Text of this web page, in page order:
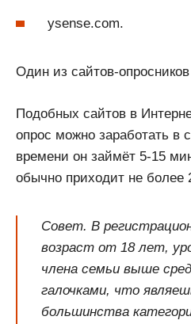
ysense.com.
Один из сайтов-
Подобных сайтов в
опрос можно заработать в
времени он займёт 5-15
обычно приходит не более
Совет. В
возраст от 18 лет,
члена семьи выше
галочками, что
большинства